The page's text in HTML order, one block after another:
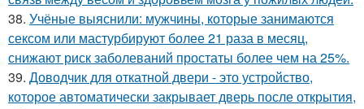
38. Учёные выяснили: мужчины, которые занимаются
сексом или мастурбируют более 21 раза в месяц,
снижают риск заболеваний простаты более чем на 25%.
39. Доводчик для откатной двери - это устройство,
которое автоматически закрывает дверь после открытия,